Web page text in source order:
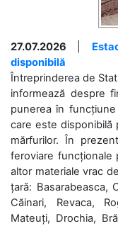
27.07.2026
disponibilă
Întreprinderea de
informează despre
punerea în
care este disponibilă
mărfurilor. În
feroviare funcționale
altor materiale vrac
țară: Basarabeasca,
Căinari, Revaca,
Mateuți, Drochia,